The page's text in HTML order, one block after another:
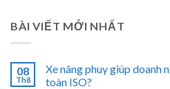
BÀI VIẾT MỚI NHẤT
08
Th8
Xe nâng phuy giúp doanh
toàn ISO?